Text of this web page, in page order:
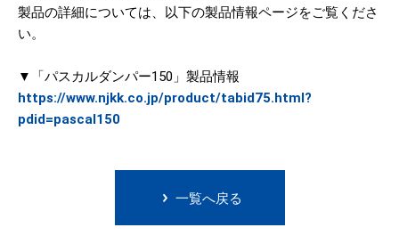
製品の詳細については、以下の製品情報ページをご覧くださ
い。
▼「パスカルダンパー150」製品情報
https://www.njkk.co.jp/product/tabid75.html?
pdid=pascal150
一覧へ戻る